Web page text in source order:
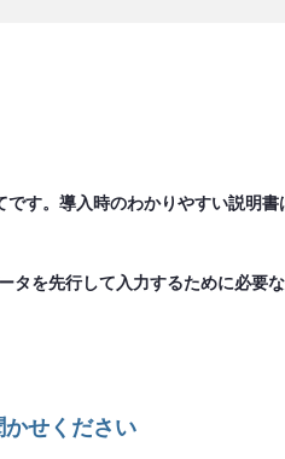
す。導入時のわかりやすい説明書
タを先行して入力するために必要
かせください